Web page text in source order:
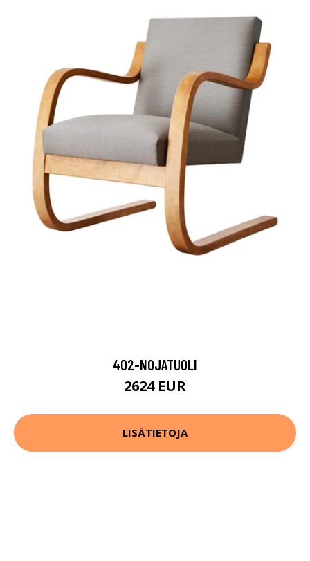
402-NOJATUOLI
2624 EUR
LISÄTIETOJA